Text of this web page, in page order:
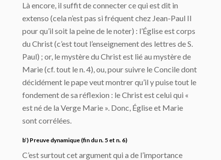
Là encore, il suffit de connecter ce qui est dit in
extenso (cela n’est pas si fréquent chez Jean-Paul II
pour qu’il soit la peine de le noter) : l’Église est corps
du Christ (c’est tout l’enseignement des lettres de S.
Paul) ; or, le mystère du Christ est lié au mystère de
Marie (cf. tout le n. 4), ou, pour suivre le Concile dont
décidément le pape veut montrer qu’il y puise tout le
fondement de sa réflexion : le Christ est celui qui «
est né de la Verge Marie ». Donc, Église et Marie
sont corrélées.
b’) Preuve dynamique (fin du n. 5 et n. 6)
C’est surtout cet argument qui a de l’importance